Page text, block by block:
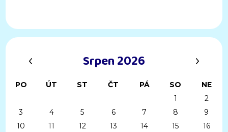
Srpen 2026
PO ÚT ST ČT PÁ SO
NE
1
2
3
4 5 6 7 8
9
10
11 12 13 14 15
16